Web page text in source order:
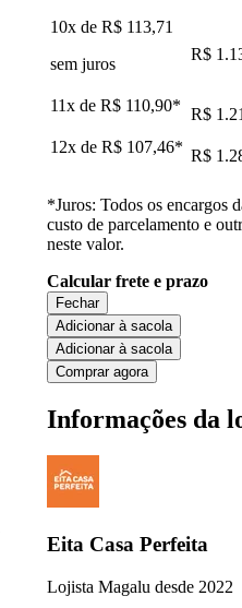
10x de R$ 113,71
sem juros
R$
11x de R$ 110,90* R$
12x de R$ 107,46* R$
*Juros: Todos os encargos
custo de parcelamento e
neste valor.
Calcular frete e prazo
Fechar
Adicionar à sacola
Adicionar à sacola
Comprar agora
Informações da
Eita Casa Perfeita
Lojista Magalu desde 2022